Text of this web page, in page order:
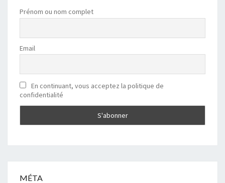
Prénom ou nom complet
Email
En continuant, vous acceptez la politique de
confidentialité
MÉTA